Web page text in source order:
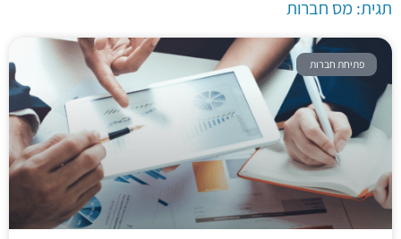
תגית: מס חברות
פתיחת חברות